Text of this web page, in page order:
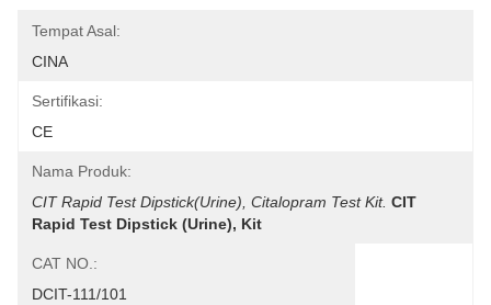
Tempat Asal:
CINA
Sertifikasi:
CE
Nama Produk:
CIT Rapid Test Dipstick(Urine), Citalopram Test Kit. CIT
Rapid Test Dipstick (Urine), Kit
CAT NO.:
DCIT-111/101